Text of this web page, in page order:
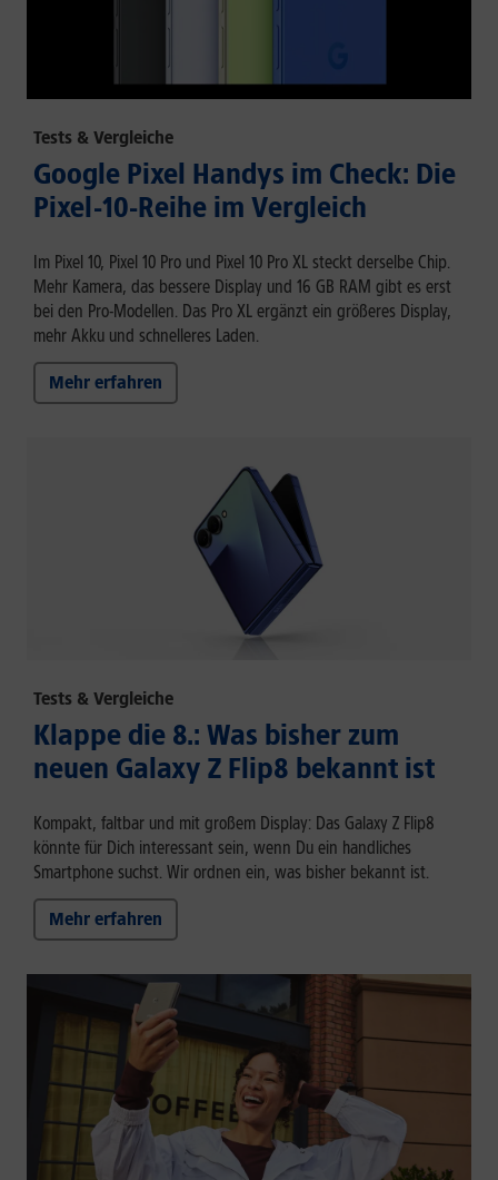
Tests & Vergleiche
Google Pixel Handys im Check: Die
Pixel-10-Reihe im Vergleich
Im Pixel 10, Pixel 10 Pro und Pixel 10 Pro XL steckt derselbe Chip.
Mehr Kamera, das bessere Display und 16 GB RAM gibt es erst
bei den Pro-Modellen. Das Pro XL ergänzt ein größeres Display,
mehr Akku und schnelleres Laden.
Mehr erfahren
Tests & Vergleiche
Klappe die 8.: Was bisher zum
neuen Galaxy Z Flip8 bekannt ist
Kompakt, faltbar und mit großem Display: Das Galaxy Z Flip8
könnte für Dich interessant sein, wenn Du ein handliches
Smartphone suchst. Wir ordnen ein, was bisher bekannt ist.
Mehr erfahren